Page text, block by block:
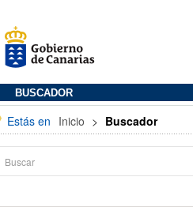
BUSCADOR
Estás en Inicio > Buscador